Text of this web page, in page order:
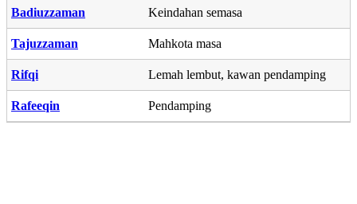
Badiuzzaman Keindahan semasa
Tajuzzaman Mahkota masa
Rifqi Lemah lembut, kawan pendamping
Rafeeqin Pendamping